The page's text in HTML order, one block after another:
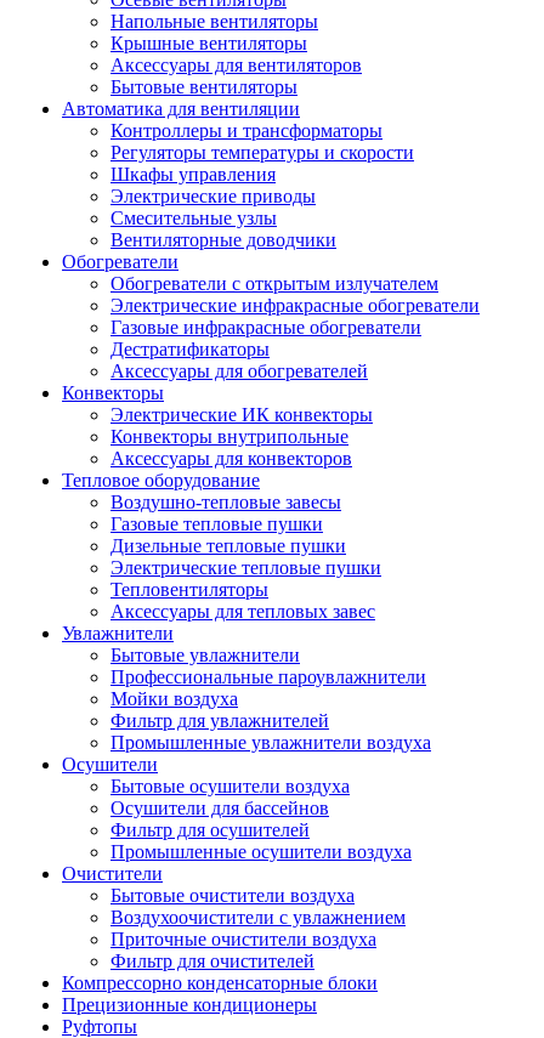
Напольные вентиляторы
Крышные вентиляторы
Аксессуары для вентиляторов
Бытовые вентиляторы
Автоматика для вентиляции
Контроллеры и трансформаторы
Регуляторы температуры и скорости
Шкафы управления
Электрические приводы
Смесительные узлы
Вентиляторные доводчики
Обогреватели
Обогреватели с открытым излучателем
Электрические инфракрасные обогреватели
Газовые инфракрасные обогреватели
Дестратификаторы
Аксессуары для обогревателей
Конвекторы
Электрические ИК конвекторы
Конвекторы внутрипольные
Аксессуары для конвекторов
Тепловое оборудование
Воздушно-тепловые завесы
Газовые тепловые пушки
Дизельные тепловые пушки
Электрические тепловые пушки
Тепловентиляторы
Аксессуары для тепловых завес
Увлажнители
Бытовые увлажнители
Профессиональные пароувлажнители
Мойки воздуха
Фильтр для увлажнителей
Промышленные увлажнители воздуха
Осушители
Бытовые осушители воздуха
Осушители для бассейнов
Фильтр для осушителей
Промышленные осушители воздуха
Очистители
Бытовые очистители воздуха
Воздухоочистители с увлажнением
Приточные очистители воздуха
Фильтр для очистителей
Компрессорно конденсаторные блоки
Прецизионные кондиционеры
Руфтопы